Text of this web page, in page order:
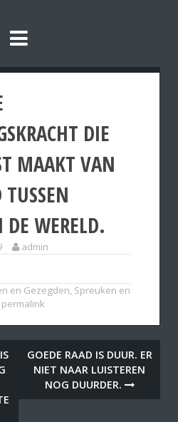
DIE
MAAKT VAN
DE WERELD.
admin
en Gezegden, Spreuken en
permalink
GOEDE RAAD IS DUUR. ER
NIET NAAR LUISTEREN
NOG DUURDER.